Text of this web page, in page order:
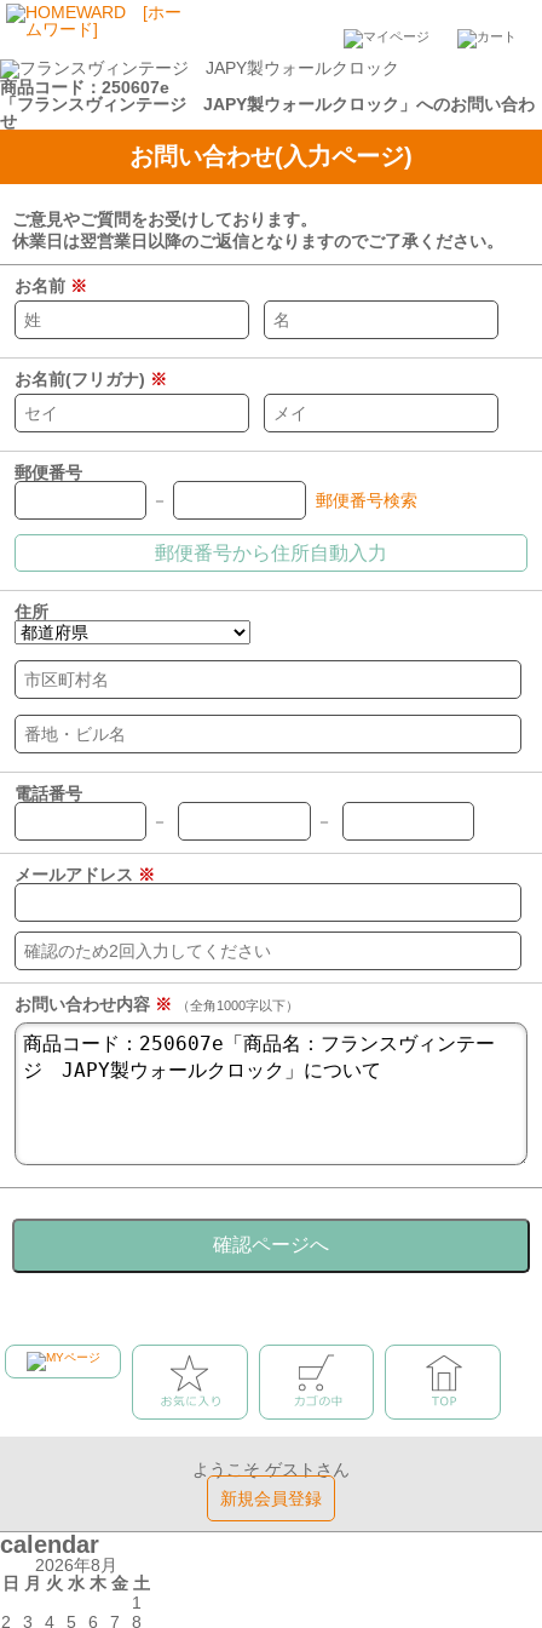
商品コード：250607e
「フランスヴィンテージ JAPY製ウォールクロック」へのお問い合わ
せ
お問い合わせ(入力ページ)
ご意見やご質問をお受けしております。
休業日は翌営業日以降のご返信となりますのでご了承ください。
お名前 ※
お名前(フリガナ) ※
郵便番号
－
郵便番号検索
郵便番号から住所自動入力
住所
電話番号
－
－
メールアドレス ※
お問い合わせ内容 ※ （全角1000字以下）
ようこそ ゲストさん
新規会員登録
calendar
2026年8月
日
月 火 水 木 金 土
1
2
3 4 5 6 7 8